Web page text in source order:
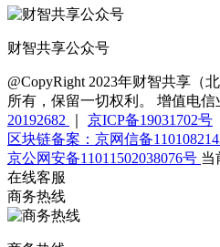
财智共享公众号
@CopyRight 2023年财智共享（
所有，保留一切权利。 增值电信
20192682
京ICP备19031702号
区块链备案：京网信备
京公网安备11011502038076号 当
在线客服
商务热线